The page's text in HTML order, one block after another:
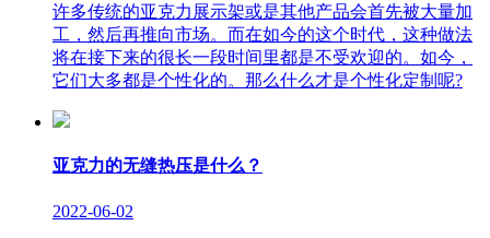
许多传统的亚克力展示架或是其他产品会首先被大量加
工，然后再推向市场。而在如今的这个时代，这种做法
将在接下来的很长一段时间里都是不受欢迎的。如今，
它们大多都是个性化的。那么什么才是个性化定制呢?
亚克力的无缝热压是什么？
2022-06-02